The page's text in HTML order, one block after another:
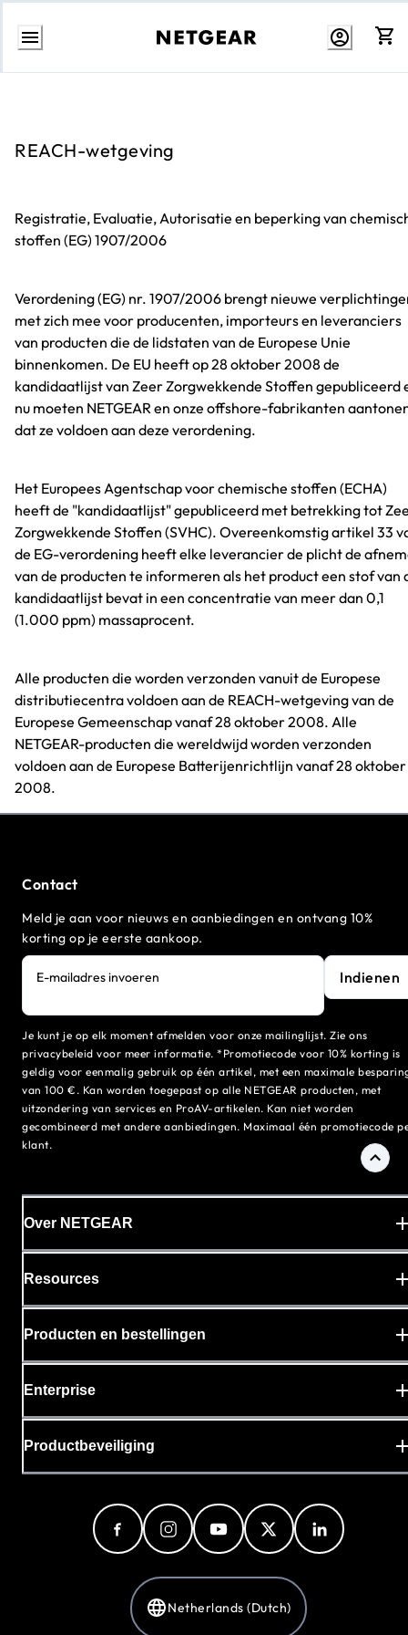
Direct
REACH-wetgeving
Registratie, Evaluatie, Autorisatie en beperking van
stoffen (EG) 1907/2006
Verordening (EG) nr. 1907/2006 brengt nieuwe
met zich mee voor producenten, importeurs en leveranciers
van producten die de lidstaten van de Europese Unie
binnenkomen. De EU heeft op 28 oktober 2008 de
kandidaatlijst van Zeer Zorgwekkende Stoffen gepubliceerd
nu moeten NETGEAR en onze offshore-fabrikanten
dat ze voldoen aan deze verordening.
Het Europees Agentschap voor chemische stoffen (ECHA)
heeft de "kandidaatlijst" gepubliceerd met betrekking tot
Zorgwekkende Stoffen (SVHC). Overeenkomstig artikel 33
de EG-verordening heeft elke leverancier de plicht de
van de producten te informeren als het product een stof van
kandidaatlijst bevat in een concentratie van meer dan 0,1
(1.000 ppm) massaprocent.
Alle producten die worden verzonden vanuit de Europese
distributiecentra voldoen aan de REACH-wetgeving van de
Europese Gemeenschap vanaf 28 oktober 2008. Alle
NETGEAR-producten die wereldwijd worden verzonden
voldoen aan de Europese Batterijenrichtlijn vanaf 28 oktober
2008.
Contact
Meld je aan voor nieuws en aanbiedingen en ontvang 10%
korting op je eerste aankoop.
E-mailadres invoeren Indienen
Je kunt je op elk moment afmelden voor onze mailinglijst. Zie ons
privacybeleid voor meer informatie. *Promotiecode voor 10% korting is
geldig voor eenmalig gebruik op één artikel, met een maximale
van 100 €. Kan worden toegepast op alle NETGEAR producten, met
uitzondering van services en ProAV-artikelen. Kan niet worden
gecombineerd met andere aanbiedingen. Maximaal één promotiecode
klant.
Over NETGEAR
Resources
Producten en bestellingen
Enterprise
Productbeveiliging
Netherlands (Dutch)